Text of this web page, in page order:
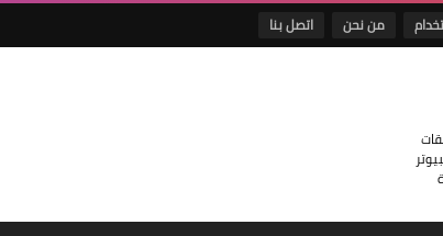
من نحن اتصل بنا